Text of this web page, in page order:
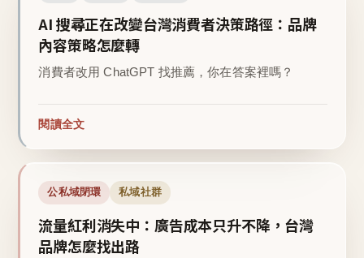
AI 搜尋正在改變台灣消費者決策路徑：品牌
內容策略怎麼轉
消費者改用 ChatGPT 找推薦，你在答案裡嗎？
閱讀全文
公私域閉環 私域社群
流量紅利消失中：廣告成本只升不降，台灣
品牌怎麼找出路